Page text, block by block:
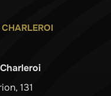
CHARLEROI
131